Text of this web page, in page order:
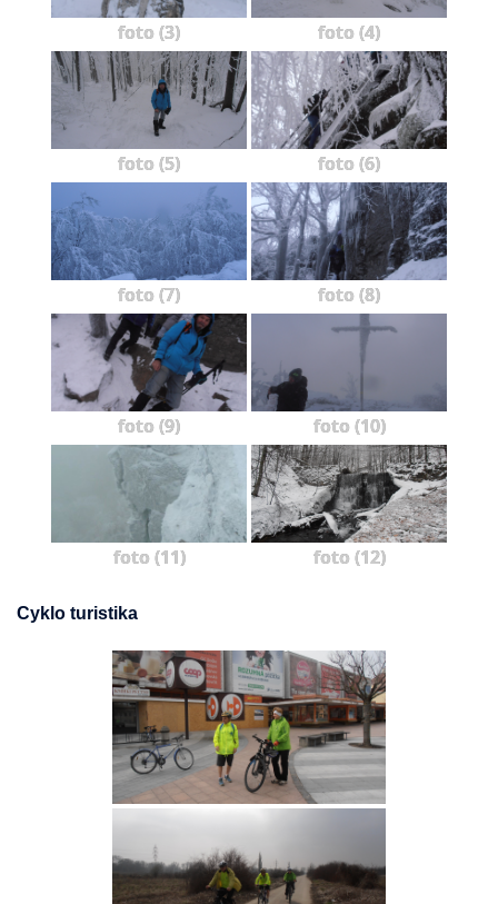
foto (3) foto (4)
foto (5) foto (6)
foto (7) foto (8)
foto (9) foto (10)
foto (11) foto (12)
Cyklo turistika